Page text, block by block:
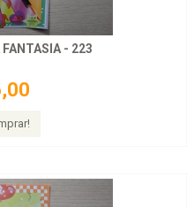
FANTASIA - 223